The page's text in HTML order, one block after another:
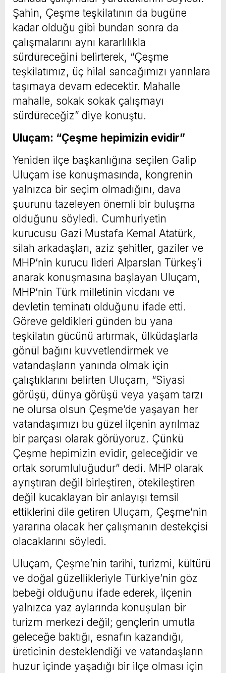
Şahin, Çeşme teşkilatının da bugüne
kadar olduğu gibi bundan sonra da
çalışmalarını aynı kararlılıkla
sürdüreceğini belirterek, “Çeşme
teşkilatımız, üç hilal sancağımızı yarınlara
taşımaya devam edecektir. Mahalle
mahalle, sokak sokak çalışmayı
sürdüreceğiz” diye konuştu.
Uluçam: “Çeşme hepimizin evidir”
Yeniden ilçe başkanlığına seçilen Galip
Uluçam ise konuşmasında, kongrenin
yalnızca bir seçim olmadığını, dava
şuurunu tazeleyen önemli bir buluşma
olduğunu söyledi. Cumhuriyetin
kurucusu Gazi Mustafa Kemal Atatürk,
silah arkadaşları, aziz şehitler, gaziler ve
MHP’nin kurucu lideri Alparslan Türkeş’i
anarak konuşmasına başlayan Uluçam,
MHP’nin Türk milletinin vicdanı ve
devletin teminatı olduğunu ifade etti.
Göreve geldikleri günden bu yana
teşkilatın gücünü artırmak, ülküdaşlarla
gönül bağını kuvvetlendirmek ve
vatandaşların yanında olmak için
çalıştıklarını belirten Uluçam, “Siyasi
görüşü, dünya görüşü veya yaşam tarzı
ne olursa olsun Çeşme’de yaşayan her
vatandaşımızı bu güzel ilçenin ayrılmaz
bir parçası olarak görüyoruz. Çünkü
Çeşme hepimizin evidir, geleceğidir ve
ortak sorumluluğudur” dedi. MHP olarak
ayrıştıran değil birleştiren, ötekileştiren
değil kucaklayan bir anlayışı temsil
ettiklerini dile getiren Uluçam, Çeşme’nin
yararına olacak her çalışmanın destekçisi
olacaklarını söyledi.
Uluçam, Çeşme’nin tarihi, turizmi, kültürü
ve doğal güzellikleriyle Türkiye’nin göz
bebeği olduğunu ifade ederek, ilçenin
yalnızca yaz aylarında konuşulan bir
turizm merkezi değil; gençlerin umutla
geleceğe baktığı, esnafın kazandığı,
üreticinin desteklendiği ve vatandaşların
huzur içinde yaşadığı bir ilçe olması için